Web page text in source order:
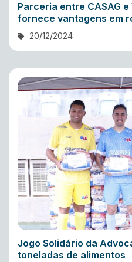
Parceria entre CASAG
fornece vantagens em
20/12/2024
Jogo Solidário da
toneladas de alimentos